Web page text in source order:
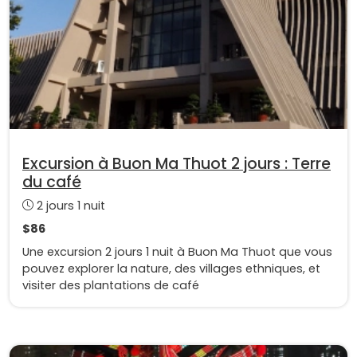
Excursion à Buon Ma Thuot 2 jours : Terre
du café
2 jours 1 nuit
$86
Une excursion 2 jours 1 nuit à Buon Ma Thuot que vous
pouvez explorer la nature, des villages ethniques, et
visiter des plantations de café